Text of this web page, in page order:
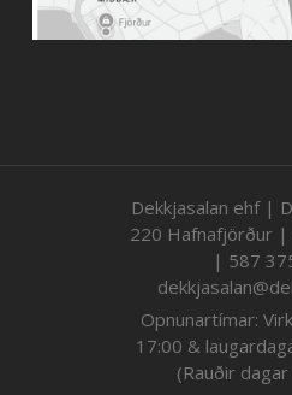
Dekkjasalan ehf |
220 Hafnafjörður
| 587
Opnunartímar:
17:00 &
(Rauðir